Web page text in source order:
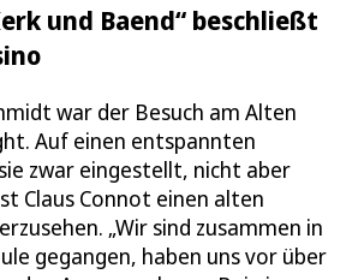
und Baend“ beschließt
war der Besuch am Alten
Auf einen entspannten
zwar eingestellt, nicht aber
Claus Connot einen alten
„Wir sind zusammen in
gegangen, haben uns vor über